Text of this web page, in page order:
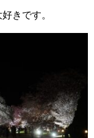
きです。